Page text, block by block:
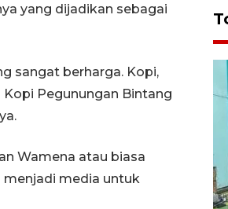
yang dijadikan sebagai
sangat berharga. Kopi,
Pegunungan Bintang
Wamena atau biasa
menjadi media untuk